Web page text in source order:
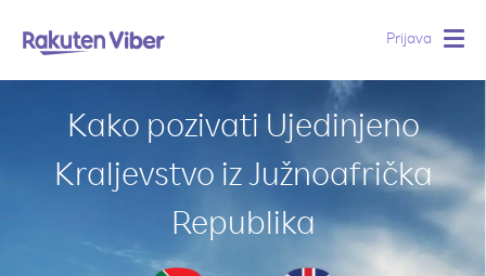
Prijava
Kako pozivati Ujedinjeno
Kraljevstvo iz Južnoafrička
Republika